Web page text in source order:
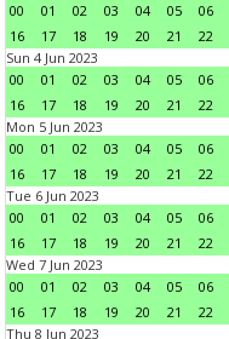
00
01 02 03 04 05 06
16
17 18 19 20 21 22
Sun 4 Jun 2023
00
01 02 03 04 05 06
16
17 18 19 20 21 22
Mon 5 Jun 2023
00
01 02 03 04 05 06
16
17 18 19 20 21 22
Tue 6 Jun 2023
00
01 02 03 04 05 06
16
17 18 19 20 21 22
Wed 7 Jun 2023
00
01 02 03 04 05 06
16
17 18 19 20 21 22
Thu 8 Jun 2023